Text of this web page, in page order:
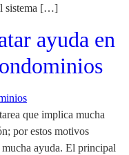
sistema […]
ayuda en
que implica mucha
por estos motivos
mucha ayuda. El principal